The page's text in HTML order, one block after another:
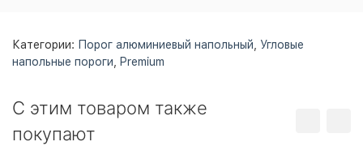
Категории: Порог алюминиевый напольный, Угловые
напольные пороги, Premium
С этим товаром также
покупают